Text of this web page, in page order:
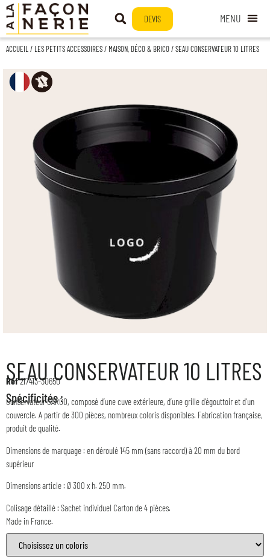
DEVIS
ACCUEIL/ LES PETITS ACCESSOIRES/ MAISON, DÉCO & BRICO/ SEAU CONSERVATEUR 10 LITRES
SEAU CONSERVATEUR 10 LITRES
Réf217413-30650
Spécificités :
Conservateur CARGO, composé d’une cuve extérieure, d’une grille d’égouttoir et d’un
couvercle. A partir de 300 pièces, nombreux coloris disponibles. Fabrication française,
produit de qualité.
Dimensions de marquage : en déroulé 145 mm (sans raccord) à 20 mm du bord
supérieur
Dimensions article : Ø 300 x h. 250 mm.
Colisage détaillé : Sachet individuel Carton de 4 pièces.
Made in France.